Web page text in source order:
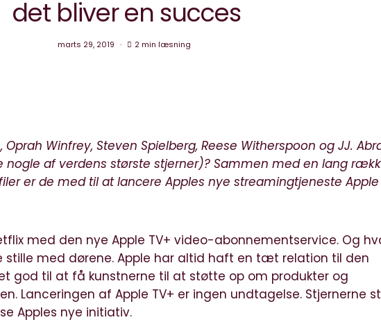
det bliver en succes
marts 29, 2019 2 min læsning
Winfrey, Steven Spielberg, Reese Witherspoon og JJ.
af verdens største stjerner)? Sammen med en lang
er de med til at lancere Apples nye streamingtjeneste Apple
med den nye Apple TV+ video-abonnementservice. Og
stille med dørene. Apple har altid haft en tæt relation til den
god til at få kunstnerne til at støtte op om produkter og
Lanceringen af Apple TV+ er ingen undtagelse. Stjernerne
Apples nye initiativ.